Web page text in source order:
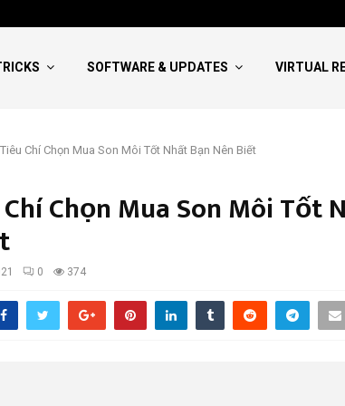
SOFTWARE & UPDATES VIRTUAL
Chí Chọn Mua Son Môi Tốt Nhất Bạn Nên Biết
Chọn Mua Son Môi Tốt
0 374